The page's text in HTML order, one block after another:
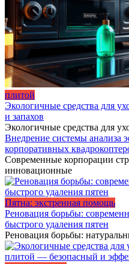
плитой
Экологичные средства для
и запахов
Экологичные средства для
Внедрение системы анализа
корпоративных
Современные корпорации
инновационные
Пятна: экстренная помощь
Реновация борьбы:
быстрого удаления пятен
Реновация борьбы: